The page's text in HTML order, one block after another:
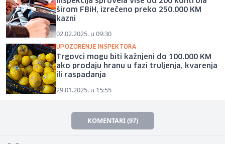
širom FBiH, izrečeno preko 250.000 KM
kazni
02.02.2025. u 09:30
UPOZORENJE INSPEKTORA
Trgovci mogu biti kažnjeni do 100.000 KM
ako prodaju hranu u fazi truljenja, kvarenja
ili raspadanja
29.01.2025. u 15:55
KOMENTARI (97)